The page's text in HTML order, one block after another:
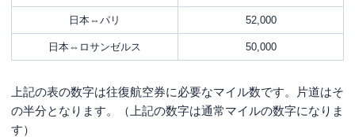
日本⇔パリ 52,000
日本⇔ロサンゼルス 50,000
上記の表の数字は往復航空券に必要なマイル数です。片道はそ
の半分となります。（上記の数字は通常マイルの数字になりま
す）